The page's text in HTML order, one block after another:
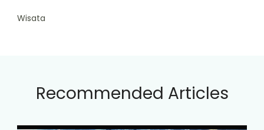
Wisata
Recommended Articles